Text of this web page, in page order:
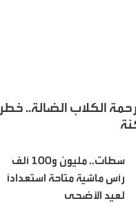
الكلاب الضالة.. خطر
سطات.. مليون و100 ألف
رأس ماشية متاحة استعدادًا
لعيد الأضحى